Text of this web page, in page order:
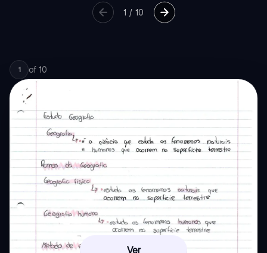
1 / 10
1 of 10
Ver